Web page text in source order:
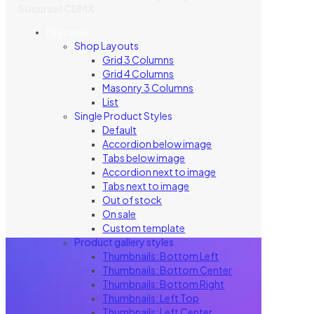
Shop Layouts
Grid 3 Columns
Grid 4 Columns
Masonry 3 Columns
List
Single Product Styles
Default
Accordion below image
Tabs below image
Accordion next to image
Tabs next to image
Out of stock
On sale
Custom template
Product gallery styles
Thumbnails: Bottom Left
Thumbnails: Bottom Center
Thumbnails: Bottom Right
Thumbnails: Left Top